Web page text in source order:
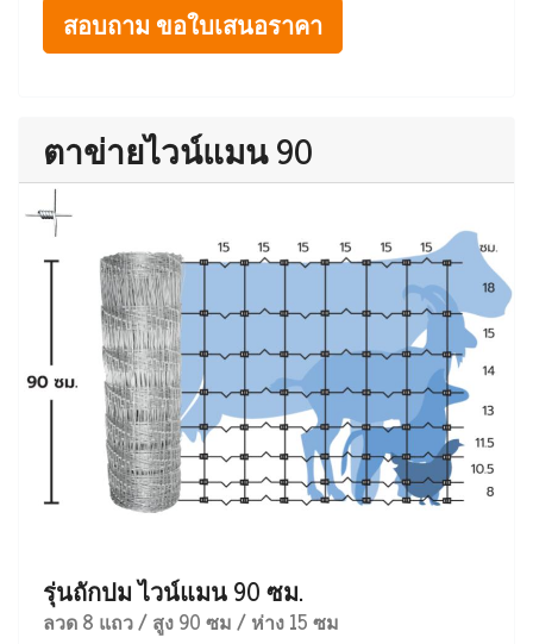
สอบถาม ขอใบเสนอราคา
ตาข่ายไวน์แมน 90
รุ่นถักปม ไวน์แมน 90 ซม.
ลวด 8 แถว / สูง 90 ซม / ห่าง 15 ซม